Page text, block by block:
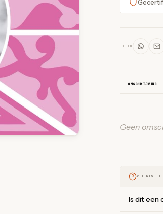
DELEN
OMSCHRIJVING
Geen
Is dit een